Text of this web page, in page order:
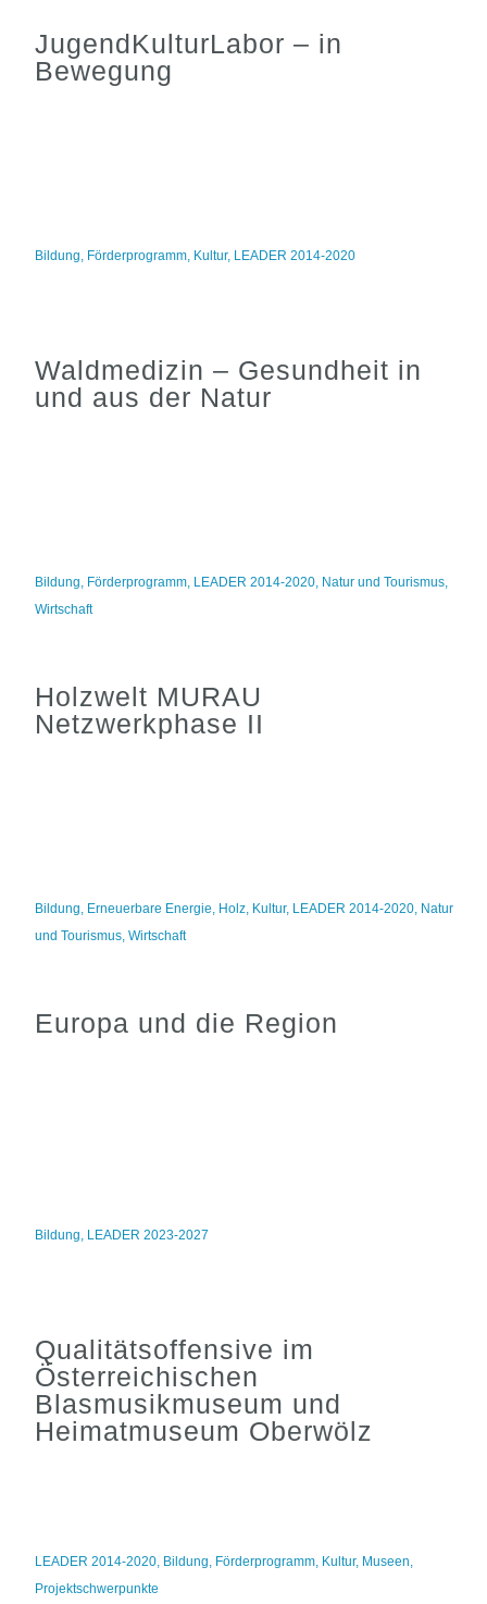
JugendKulturLabor – in
Bewegung
Bildung, Förderprogramm, Kultur, LEADER 2014-2020
Waldmedizin – Gesundheit in
und aus der Natur
Bildung, Förderprogramm, LEADER 2014-2020, Natur und Tourismus,
Wirtschaft
Holzwelt MURAU
Netzwerkphase II
Bildung, Erneuerbare Energie, Holz, Kultur, LEADER 2014-2020, Natur
und Tourismus,Wirtschaft
Europa und die Region
Bildung, LEADER 2023-2027
Qualitätsoffensive im
Österreichischen
Blasmusikmuseum und
Heimatmuseum Oberwölz
LEADER 2014-2020, Bildung, Förderprogramm, Kultur, Museen,
Projektschwerpunkte